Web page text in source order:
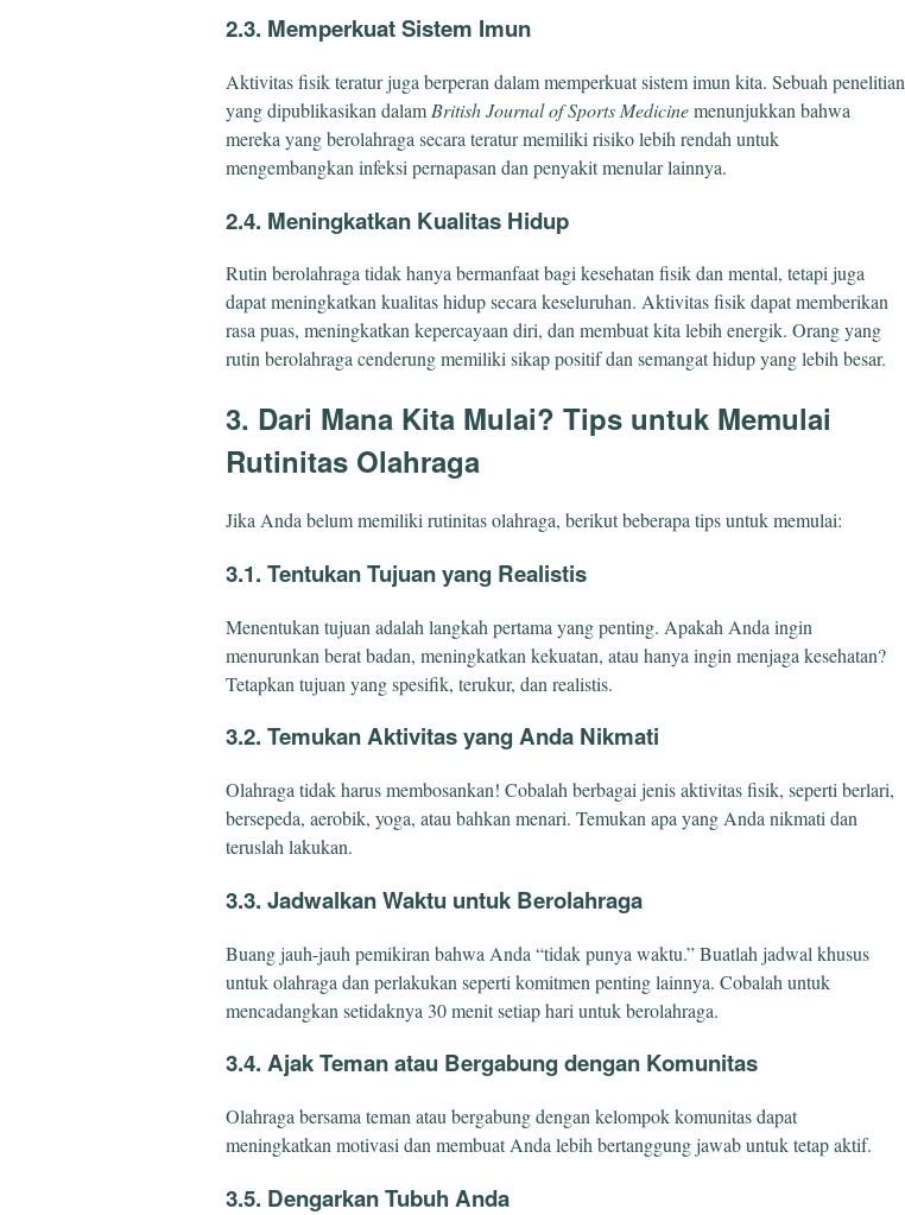
2.3. Memperkuat Sistem Imun
Aktivitas fisik teratur juga berperan dalam memperkuat sistem imun kita. Sebuah penelitian
yang dipublikasikan dalam British Journal of Sports Medicinemenunjukkan bahwa
mereka yang berolahraga secara teratur memiliki risiko lebih rendah untuk
mengembangkan infeksi pernapasan dan penyakit menular lainnya.
2.4. Meningkatkan Kualitas Hidup
Rutin berolahraga tidak hanya bermanfaat bagi kesehatan fisik dan mental, tetapi juga
dapat meningkatkan kualitas hidup secara keseluruhan. Aktivitas fisik dapat memberikan
rasa puas, meningkatkan kepercayaan diri, dan membuat kita lebih energik. Orang yang
rutin berolahraga cenderung memiliki sikap positif dan semangat hidup yang lebih besar.
3. Dari Mana Kita Mulai? Tips untuk Memulai
Rutinitas Olahraga
Jika Anda belum memiliki rutinitas olahraga, berikut beberapa tips untuk memulai:
3.1. Tentukan Tujuan yang Realistis
Menentukan tujuan adalah langkah pertama yang penting. Apakah Anda ingin
menurunkan berat badan, meningkatkan kekuatan, atau hanya ingin menjaga kesehatan?
Tetapkan tujuan yang spesifik, terukur, dan realistis.
3.2. Temukan Aktivitas yang Anda Nikmati
Olahraga tidak harus membosankan! Cobalah berbagai jenis aktivitas fisik, seperti berlari,
bersepeda, aerobik, yoga, atau bahkan menari. Temukan apa yang Anda nikmati dan
teruslah lakukan.
3.3. Jadwalkan Waktu untuk Berolahraga
Buang jauh-jauh pemikiran bahwa Anda “tidak punya waktu.” Buatlah jadwal khusus
untuk olahraga dan perlakukan seperti komitmen penting lainnya. Cobalah untuk
mencadangkan setidaknya 30 menit setiap hari untuk berolahraga.
3.4. Ajak Teman atau Bergabung dengan Komunitas
Olahraga bersama teman atau bergabung dengan kelompok komunitas dapat
meningkatkan motivasi dan membuat Anda lebih bertanggung jawab untuk tetap aktif.
3.5. Dengarkan Tubuh Anda